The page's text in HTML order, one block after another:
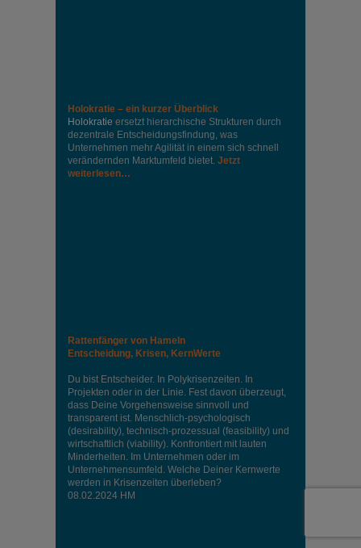
Holokratie – ein kurzer Überblick
Holokratie ersetzt hierarchische Strukturen durch
dezentrale Entscheidungsfindung, was
Unternehmen mehr Agilität in einem sich schnell
verändernden Marktumfeld bietet. Jetzt
weiterlesen…
Rattenfänger von Hameln
Entscheidung, Krisen, KernWerte
Du bist Entscheider. In Polykrisenzeiten. In
Projekten oder in der Linie. Fest davon überzeugt,
dass Deine Vorgehensweise sinnvoll und
transparent ist. Menschlich-psychologisch
(desirability), technisch-prozessual (feasibility) und
wirtschaftlich (viability). Konfrontiert mit lauten
Minderheiten. Im Unternehmen oder im
Unternehmensumfeld. Welche Deiner Kernwerte
werden in Krisenzeiten überleben?
08.02.2024 HM